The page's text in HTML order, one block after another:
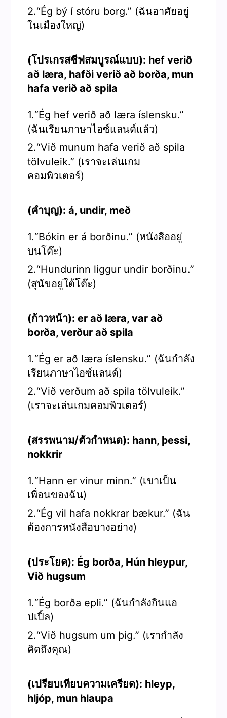
2.“Ég bý í stóru borg.” (ฉันอาศัยอยู่
ในเมืองใหญ่)
(โปรเกรสซีฟสมบูรณ์แบบ): hef verið
að læra, hafði verið að borða, mun
hafa verið að spila
1.“Ég hef verið að læra íslensku.”
(ฉันเรียนภาษาไอซ์แลนด์แล้ว)
2.“Við munum hafa verið að spila
tölvuleik.” (เราจะเล่นเกม
คอมพิวเตอร์)
(คำบุญ): á, undir, með
1.“Bókin er á borðinu.” (หนังสืออยู่
บนโต๊ะ)
2.“Hundurinn liggur undir borðinu.”
(สุนัขอยู่ใต้โต๊ะ)
(ก้าวหน้า): er að læra, var að
borða, verður að spila
1.“Ég er að læra íslensku.” (ฉันกำลัง
เรียนภาษาไอซ์แลนด์)
2.“Við verðum að spila tölvuleik.”
(เราจะเล่นเกมคอมพิวเตอร์)
(สรรพนาม/ตัวกำหนด): hann, þessi,
nokkrir
1.“Hann er vinur minn.” (เขาเป็น
เพื่อนของฉัน)
2.“Ég vil hafa nokkrar bækur.” (ฉัน
ต้องการหนังสือบางอย่าง)
(ประโยค): Ég borða, Hún hleypur,
Við hugsum
1.“Ég borða epli.” (ฉันกำลังกินแอ
ปเปิ้ล)
2.“Við hugsum um þig.” (เรากำลัง
คิดถึงคุณ)
(เปรียบเทียบความเครียด): hleyp,
hljóp, mun hlaupa